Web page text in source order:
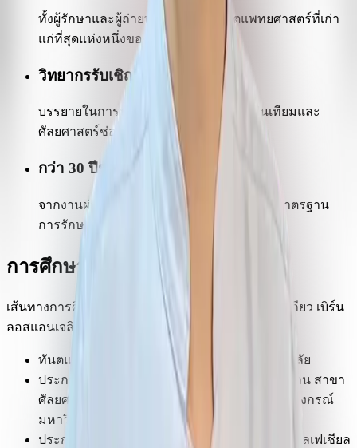
ทั้งผู้รักษาและผู้ถ่ายทอด ในคณะทันตแพทยศาสตร์ที่เก่า
แก่ที่สุดแห่งหนึ่งของไทย
วิทยากรรับเชิญระดับนานาชาติ
บรรยายในการประชุมวิชาการด้านรากฟันเทียมและ
ศัลยศาสตร์ช่องปากทั่วโลก
กว่า 30 ปีของประสบการณ์
จากงานผ่าตัดประจำวัน สู่งานวิจัยที่ยกระดับมาตรฐาน
การรักษา
การศึกษาและวุฒิบัตร
เส้นทางการศึกษาจากจุฬาลงกรณ์มหาวิทยาลัย สู่โตเกียว เบิร์น
ลอสแอนเจลิส และอีกหลายสถาบันชั้นนำของโลก
ทันตแพทยศาสตรบัณฑิต จุฬาลงกรณ์มหาวิทยาลัย
ประกาศนียบัตรการฝึกอบรมทันตแพทย์ประจำบ้าน สาขา
ศัลยศาสตร์ช่องปากและแม็กซิลโลเฟเชียล จุฬาลงกรณ์
มหาวิทยาลัย
ประกาศนียบัตรศัลยศาสตร์ช่องปากและแม็กซิลโลเฟเชียล